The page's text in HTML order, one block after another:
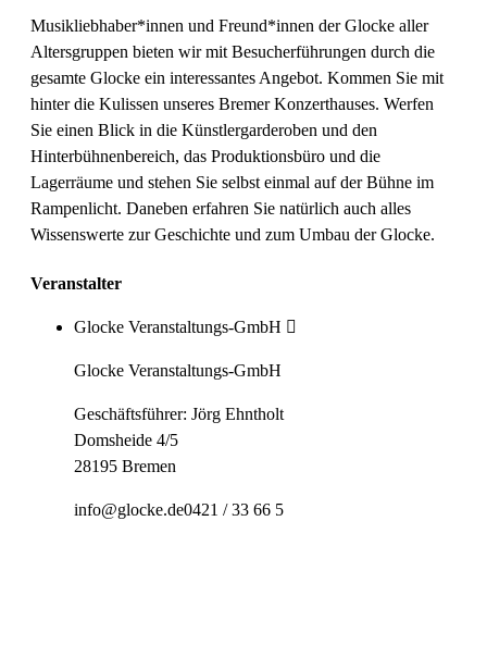
Musikliebhaber*innen und Freund*innen der Glocke aller
Altersgruppen bieten wir mit Besucherführungen durch die
gesamte Glocke ein interessantes Angebot. Kommen Sie mit
hinter die Kulissen unseres Bremer Konzerthauses. Werfen
Sie einen Blick in die Künstlergarderoben und den
Hinterbühnenbereich, das Produktionsbüro und die
Lagerräume und stehen Sie selbst einmal auf der Bühne im
Rampenlicht. Daneben erfahren Sie natürlich auch alles
Wissenswerte zur Geschichte und zum Umbau der Glocke.
Veranstalter
Glocke Veranstaltungs-GmbH
Glocke Veranstaltungs-GmbH
Geschäftsführer: Jörg Ehntholt
Domsheide 4/5
28195 Bremen
info@glocke.de0421 / 33 66 5